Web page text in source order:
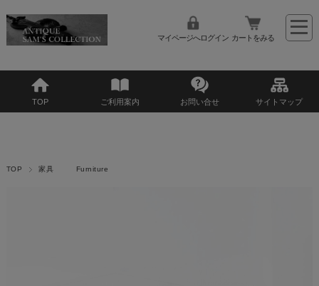
マイページへログイン カートをみる
TOP ご利用案内 お問い合せ サイトマップ
TOP 家具 Furniture